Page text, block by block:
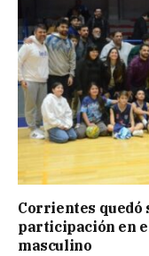
Corrientes quedó
participación en
masculino